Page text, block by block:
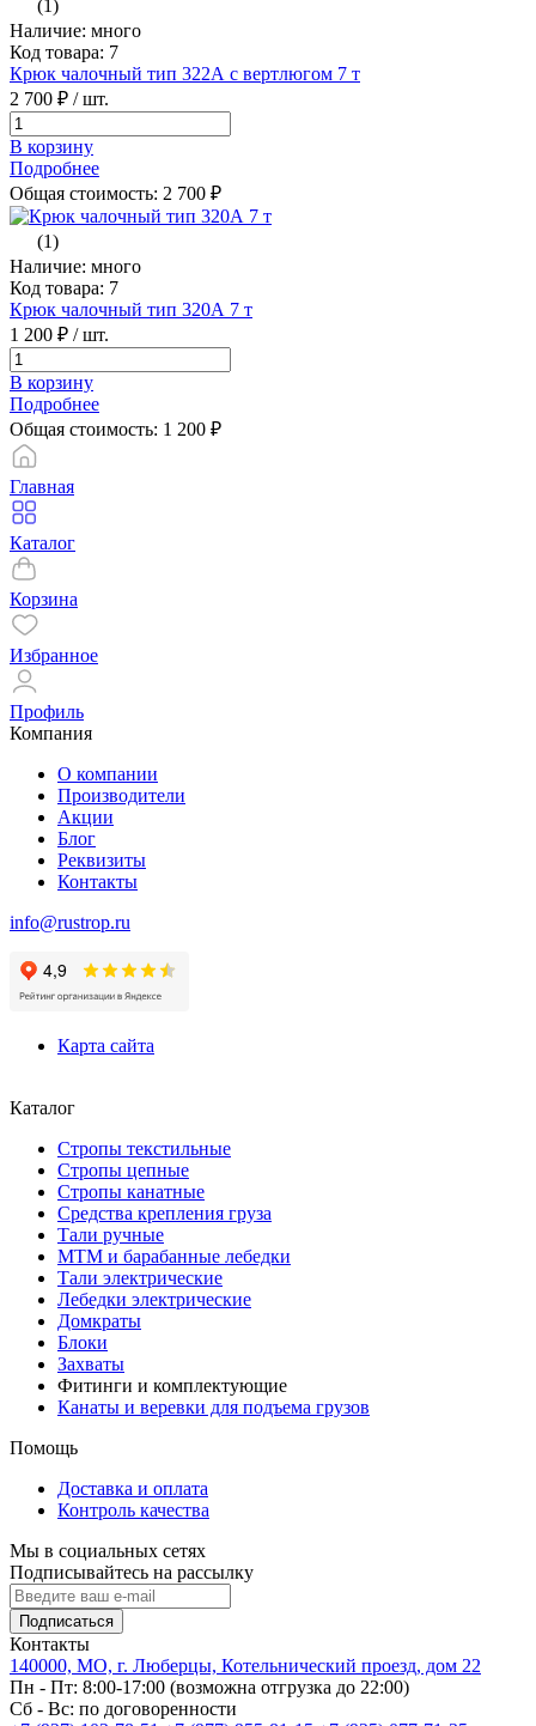
(1)
Наличие: много
Код товара: 7
Крюк чалочный тип 322А с вертлюгом 7 т
2 700 ₽ / шт.
В корзину
Подробнее
Общая стоимость: 2 700 ₽
(1)
Наличие: много
Код товара: 7
Крюк чалочный тип 320А 7 т
1 200 ₽ / шт.
В корзину
Подробнее
Общая стоимость: 1 200 ₽
Главная
Каталог
Корзина
Избранное
Профиль
Компания
О компании
Производители
Акции
Блог
Реквизиты
Контакты
info@rustrop.ru
Карта сайта
Каталог
Стропы текстильные
Стропы цепные
Стропы канатные
Средства крепления груза
Тали ручные
МТМ и барабанные лебедки
Тали электрические
Лебедки электрические
Домкраты
Блоки
Захваты
Фитинги и комплектующие
Канаты и веревки для подъема грузов
Помощь
Доставка и оплата
Контроль качества
Мы в социальных сетях
Подписывайтесь на рассылку
Подписаться
Контакты
140000, МО, г. Люберцы, Котельнический проезд, дом 22
Пн - Пт: 8:00-17:00 (возможна отгрузка до 22:00)
Сб - Вс: по договоренности